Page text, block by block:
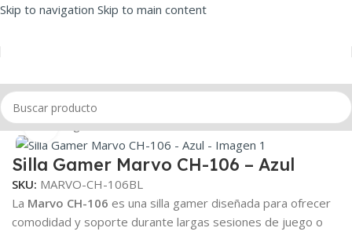
Skip to navigation Skip to main content
Inicio/Sillas gamer
Click to enlarge
Silla Gamer Marvo CH-106 – Azul
SKU: MARVO-CH-106BL
La Marvo CH-106 es una silla gamer diseñada para ofrecer
comodidad y soporte durante largas sesiones de juego o